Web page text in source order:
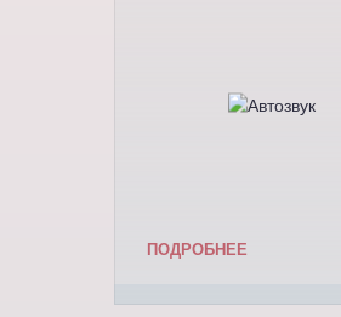
ПОДРОБНЕЕ